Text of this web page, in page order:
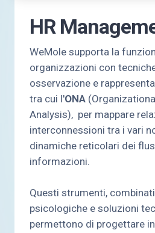
HR
WeMole supporta la
organizzazioni con
osservazione e
tra cui l'ONA
Analysis), per mappare
interconnessioni tra i vari
dinamiche reticolari dei
informazioni.
Questi strumenti,
psicologiche e soluzioni
permettono di progettare